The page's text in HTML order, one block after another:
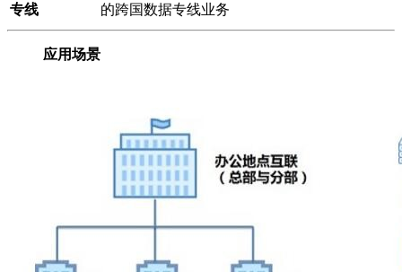
专线
的跨国数据专线业务
应用场景